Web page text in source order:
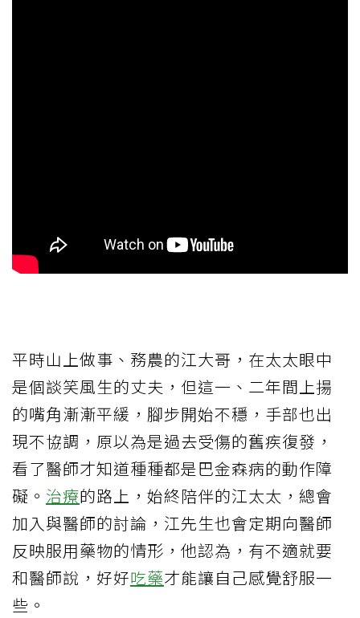
平時山上做事、務農的江大哥，在太太眼中
是個談笑風生的丈夫，但這一、二年間上揚
的嘴角漸漸平緩，腳步開始不穩，手部也出
現不協調，原以為是過去受傷的舊疾復發，
看了醫師才知道種種都是巴金森病的動作障
礙。 治療的路上，始終陪伴的江太太，總會
加入與醫師的討論，江先生也會定期向醫師
反映服用藥物的情形，他認為，有不適就要
和醫師說，好好吃藥才能讓自己感覺舒服一
些。